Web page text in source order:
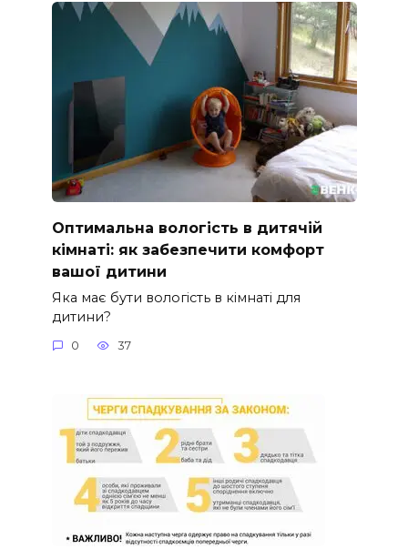
Оптимальна вологість в дитячій
кімнаті: як забезпечити комфорт
вашої дитини
Яка має бути вологість в кімнаті для
дитини?
0 37